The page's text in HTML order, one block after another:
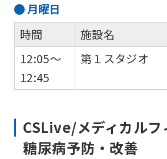
月曜日
時間
12:05～
12:45
施設名
第１スタジオ
CSLive/メディカル
糖尿病予防・改善